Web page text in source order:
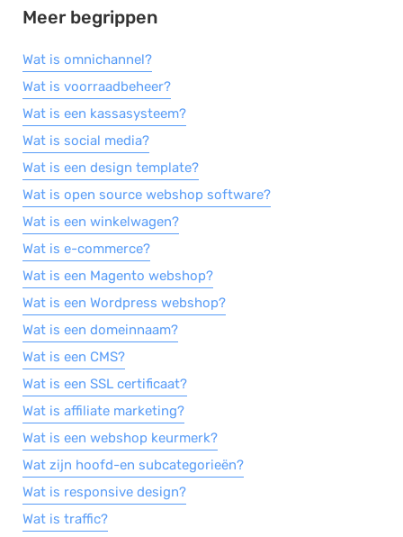
Webshop
Voorraadbeheer
ERP
Rapportage
PSP
Verlof en verzuim
HRM
Salarisadministratie
Website
Marketing automation
Support
VoIP
Chat
Helpdesk
Meer begrippen
Wat is omnichannel?
Wat is voorraadbeheer?
Wat is een kassasysteem?
Wat is social media?
Wat is een design template?
Wat is open source webshop software?
Wat is een winkelwagen?
Wat is e-commerce?
Wat is een Magento webshop?
Wat is een Wordpress webshop?
Wat is een domeinnaam?
Wat is een CMS?
Wat is een SSL certificaat?
Wat is affiliate marketing?
Wat is een webshop keurmerk?
Wat zijn hoofd-en subcategorieën?
Wat is responsive design?
Wat is traffic?